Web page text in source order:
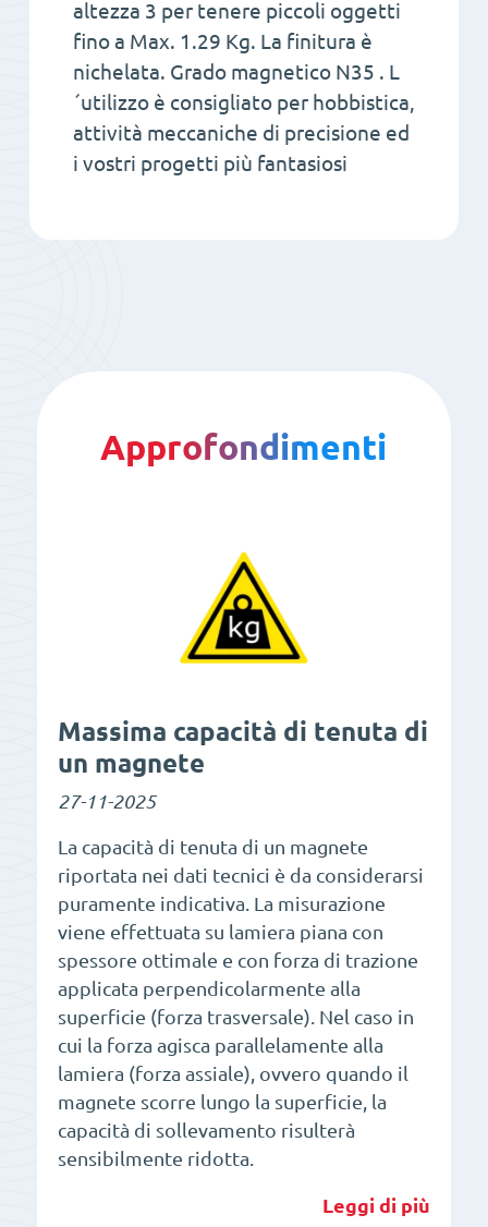
altezza 3 per tenere piccoli oggetti
fino a Max. 1.29 Kg. La finitura è
nichelata. Grado magnetico N35 . L
´utilizzo è consigliato per hobbistica,
attività meccaniche di precisione ed
i vostri progetti più fantasiosi
Approfondimenti
Massima capacità di tenuta di
un magnete
27-11-2025
La capacità di tenuta di un magnete
riportata nei dati tecnici è da considerarsi
puramente indicativa. La misurazione
viene effettuata su lamiera piana con
spessore ottimale e con forza di trazione
applicata perpendicolarmente alla
superficie (forza trasversale). Nel caso in
cui la forza agisca parallelamente alla
lamiera (forza assiale), ovvero quando il
magnete scorre lungo la superficie, la
capacità di sollevamento risulterà
sensibilmente ridotta.
Leggi di più